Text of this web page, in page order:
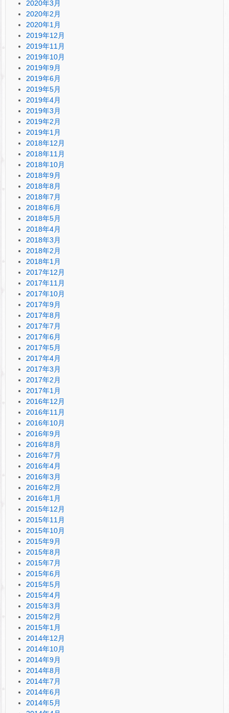
2020年3月
2020年2月
2020年1月
2019年12月
2019年11月
2019年10月
2019年9月
2019年6月
2019年5月
2019年4月
2019年3月
2019年2月
2019年1月
2018年12月
2018年11月
2018年10月
2018年9月
2018年8月
2018年7月
2018年6月
2018年5月
2018年4月
2018年3月
2018年2月
2018年1月
2017年12月
2017年11月
2017年10月
2017年9月
2017年8月
2017年7月
2017年6月
2017年5月
2017年4月
2017年3月
2017年2月
2017年1月
2016年12月
2016年11月
2016年10月
2016年9月
2016年8月
2016年7月
2016年4月
2016年3月
2016年2月
2016年1月
2015年12月
2015年11月
2015年10月
2015年9月
2015年8月
2015年7月
2015年6月
2015年5月
2015年4月
2015年3月
2015年2月
2015年1月
2014年12月
2014年10月
2014年9月
2014年8月
2014年7月
2014年6月
2014年5月